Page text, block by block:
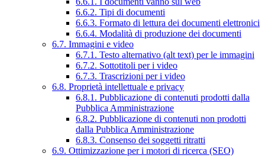
6.6.2. Tipi di documenti
6.6.3. Formato di lettura dei documenti elettronici
6.6.4. Modalità di produzione dei documenti
6.7. Immagini e video
6.7.1. Testo alternativo (alt text) per le immagini
6.7.2. Sottotitoli per i video
6.7.3. Trascrizioni per i video
6.8. Proprietà intellettuale e privacy
6.8.1. Pubblicazione di contenuti prodotti dalla
Pubblica Amministrazione
6.8.2. Pubblicazione di contenuti non prodotti
dalla Pubblica Amministrazione
6.8.3. Consenso dei soggetti ritratti
6.9. Ottimizzazione per i motori di ricerca (SEO)